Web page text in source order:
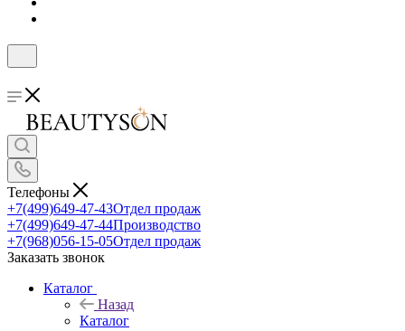
Телефоны
+7(499)649-47-43Отдел продаж
+7(499)649-47-44Производство
+7(968)056-15-05Отдел продаж
Заказать звонок
Каталог
Назад
Каталог